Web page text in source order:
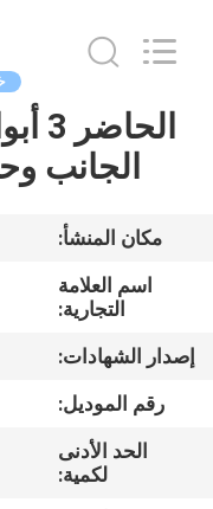
منزل
أشرطة
عرض
الواقع
الافتراضي
Furniture
الجانب
مكان المنشأ:
اسم العلامة
التجارية:
إصدار الشهادات:
رقم الموديل:
الحد الأدنى
لكمية: